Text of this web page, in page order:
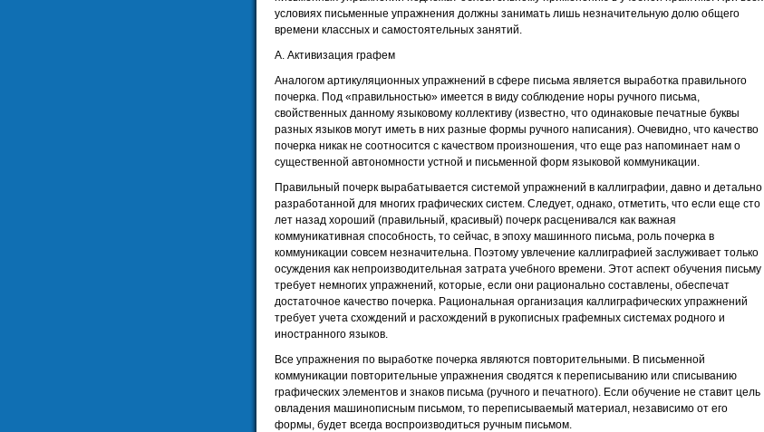
условиях письменные упражнения должны занимать лишь незначительную долю общего
времени классных и самостоятельных занятий.
А. Активизация графем
Аналогом артикуляционных упражнений в сфере письма является выработка правильного
почерка. Под «правильностью» имеется в виду соблюдение норы ручного письма,
свойственных данному языковому коллективу (известно, что одинаковые печатные буквы
разных языков могут иметь в них разные формы ручного написания). Очевидно, что качество
почерка никак не соотносится с качеством произношения, что еще раз напоминает нам о
существенной автономности устной и письменной форм языковой коммуникации.
Правильный почерк вырабатывается системой упражнений в каллиграфии, давно и детально
разработанной для многих графических систем. Следует, однако, отметить, что если еще сто
лет назад хороший (правильный, красивый) почерк расценивался как важная
коммуникативная способность, то сейчас, в эпоху машинного письма, роль почерка в
коммуникации совсем незначительна. Поэтому увлечение каллиграфией заслуживает только
осуждения как непроизводительная затрата учебного времени. Этот аспект обучения письму
требует немногих упражнений, которые, если они рационально составлены, обеспечат
достаточное качество почерка. Рациональная организация каллиграфических упражнений
требует учета схождений и расхождений в рукописных графемных системах родного и
иностранного языков.
Все упражнения по выработке почерка являются повторительными. В письменной
коммуникации повторительные упражнения сводятся к переписыванию или списыванию
графических элементов и знаков письма (ручного и печатного). Если обучение не ставит цель
овладения машинописным письмом, то переписываемый материал, независимо от его
формы, будет всегда воспроизводиться ручным письмом.